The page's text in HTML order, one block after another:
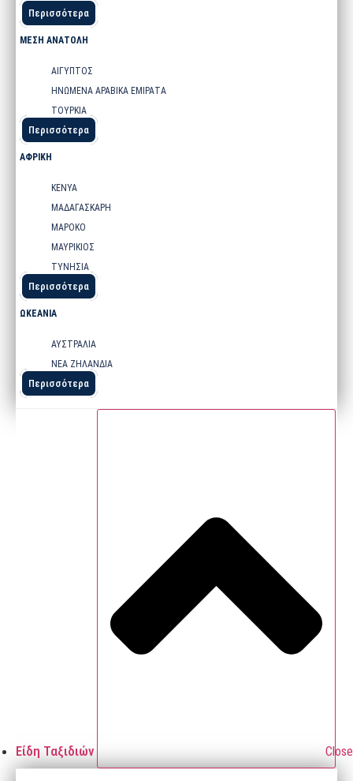
Περισσότερα
ΜΕΣΗ ΑΝΑΤΟΛΗ
ΑΙΓΥΠΤΟΣ
ΗΝΩΜΕΝΑ ΑΡΑΒΙΚΑ ΕΜΙΡΑΤΑ
ΤΟΥΡΚΙΑ
Περισσότερα
ΑΦΡΙΚΗ
ΚΕΝΥΑ
ΜΑΔΑΓΑΣΚΑΡΗ
ΜΑΡΟΚΟ
ΜΑΥΡΙΚΙΟΣ
ΤΥΝΗΣΙΑ
Περισσότερα
ΩΚΕΑΝΙΑ
ΑΥΣΤΡΑΛΙΑ
ΝΕΑ ΖΗΛΑΝΔΙΑ
Περισσότερα
Είδη Ταξιδιών